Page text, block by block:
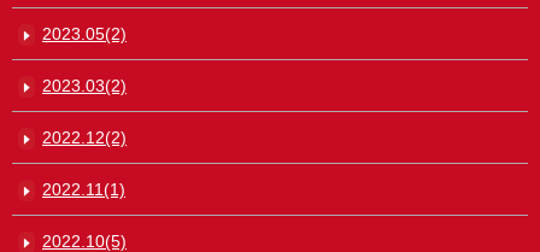
2023.05(2)
2023.03(2)
2022.12(2)
2022.11(1)
2022.10(5)